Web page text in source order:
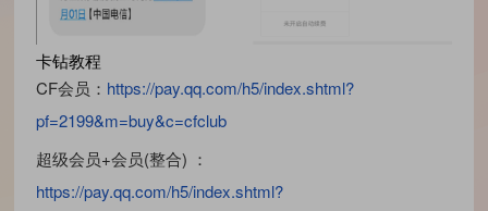
卡钻教程
CF会员： https://pay.qq.com/h5/index.shtml?
pf=2199&m=buy&c=cfclub
超级会员+会员(整合) ：
https://pay.qq.com/h5/index.shtml?